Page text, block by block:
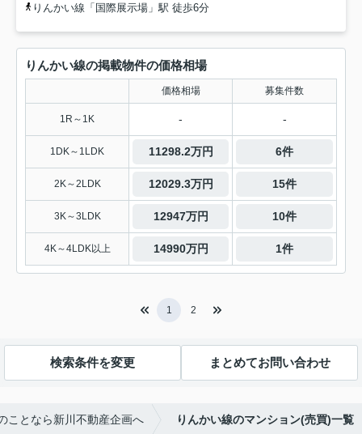
りんかい線「国際展示場」駅 徒歩6分
りんかい線の掲載物件の価格相場
価格相場 募集件数
1R～1K - -
1DK～1LDK 11298.2万円 6件
2K～2LDK 12029.3万円 15件
3K～3LDK 12947万円 10件
4K～4LDK以上 14990万円 1件
1 2
検索条件を変更 まとめてお問い合わせ
ことなら新川不動産企画へ りんかい線のマンション(売買)一覧